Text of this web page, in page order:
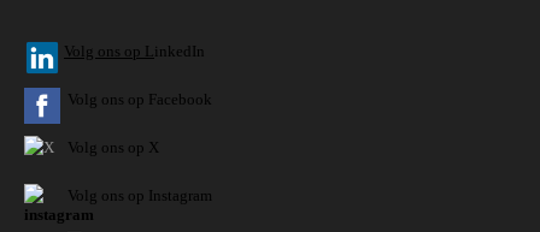
Volg ons op L inkedIn
Volg ons op Facebook
Volg ons op X
Volg ons op Instagram